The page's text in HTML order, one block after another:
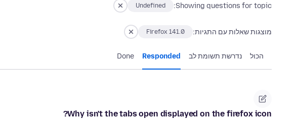
Showing questions for topic:
Undefined
מוצגות שאלות עם התגיות: Firefox 141.0
הכול נדרשת תשומת לב Responded
Done
Why isn't the tabs open displayed on the firefox icon?